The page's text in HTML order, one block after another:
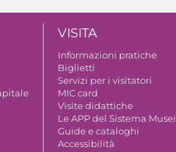
VISITA
Informazioni pratiche
Biglietti
Servizi per i visitatori
MIC card
Visite didattiche
Le APP del Sistema Musei
Guide e cataloghi
Accessibilità